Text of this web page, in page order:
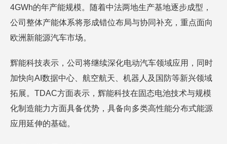
4GWh的年产能规模。随着中法两地生产基地逐步成型，
公司整体产能体系将形成错位布局与协同补充，重点面向
欧洲新能源汽车市场。
辉能科技表示，公司将继续深化电动汽车领域应用，同时
加快向AI数据中心、航空航天、机器人及国防等新兴领域
拓展。TDAC方面表示，辉能科技在固态电池技术与规模
化制造能力方面具备优势，具备向多类高性能分布式能源
应用延伸的基础。